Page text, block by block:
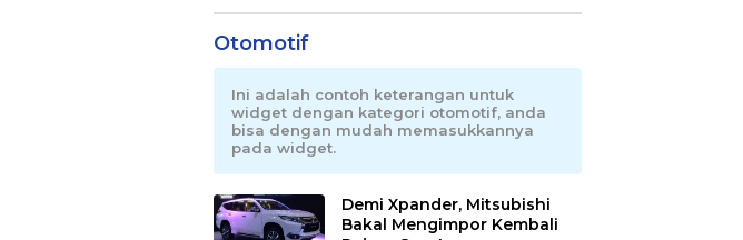
Otomotif
Ini adalah contoh keterangan untuk
widget dengan kategori otomotif, anda
bisa dengan mudah memasukkannya
pada widget.
Demi Xpander, Mitsubishi
Bakal Mengimpor Kembali